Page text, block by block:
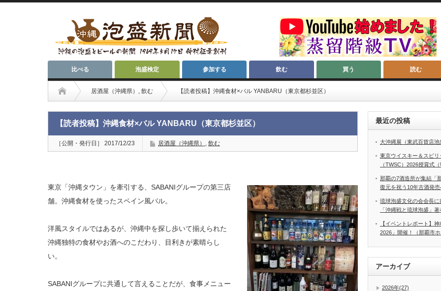
比べる 泡盛検定 参加する 飲む 買う 読む
居酒屋（沖縄県） , 飲む 【読者投稿】沖縄食材×バル YANBARU（東京都杉並区）
【読者投稿】沖縄食材×バル YANBARU（東京都杉並区）
［公開・発行日］ 2017/12/23 居酒屋（沖縄県） , 飲む
東京「沖縄タウン」を牽引する、SABANIグループの第三店
舗。沖縄食材を使ったスペイン風バル。
洋風スタイルではあるが、沖縄中を探し歩いて揃えられた
沖縄独特の食材やお酒へのこだわり、目利きが素晴らし
い。
SABANIグループに共通して言えることだが、食事メニュー
最近の投稿
大沖縄展（東武百貨店
東京ウイスキー＆スピ
（TWSC）2026授賞式
那覇の7酒造所が集結「
復元を祝う10年古酒発売
琉球泡盛文化の会会長
「沖縄戦と琉球泡盛」
【イベントレポート】
2026」開催！（那覇市
アーカイブ
2026年(27)